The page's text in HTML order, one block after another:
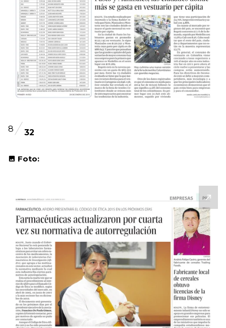
8 32
Foto: